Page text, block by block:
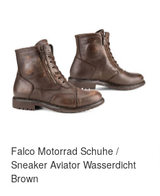
Falco Motorrad Schuhe /
Sneaker Aviator Wasserdicht
Brown